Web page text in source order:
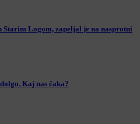
Starim Logom, zapeljal je na nasprotni
Kaj nas čaka?